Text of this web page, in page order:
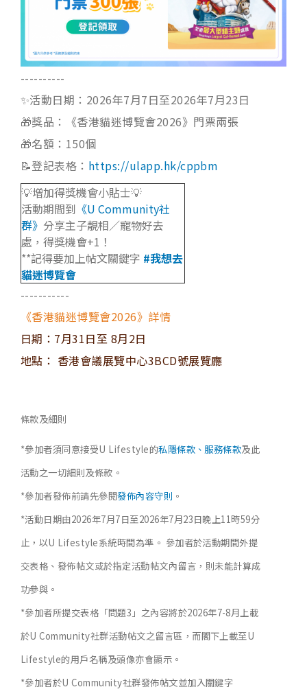
----------
✨活動日期：2026年7月7日至2026年7月23日
🎁獎品：《香港貓迷博覽會2026》門票兩張
🎁名額：150個
📝登記表格： https://ulapp.hk/cppbm
💡增加得獎機會小貼士💡
活動期間到 《U Community社
群》 分享主子靚相／寵物好去
處，得獎機會+1！
**記得要加上帖文關鍵字 #我想去
貓迷博覽會
-----------
《香港貓迷博覽會2026》詳情
日期：7月31日至 8月2日
地點： 香港會議展覽中心3BCD號展覽廳
條款及細則
*參加者須同意接受U Lifestyle的私隱條款、服務條款及此
活動之一切細則及條款。
*參加者發佈前請先參閱發佈內容守則 。
*活動日期由2026年7月7日至2026年7月23日晚上11時59分
止，以U Lifestyle系統時間為準。 參加者於活動期間外提
交表格、發佈帖文或於指定活動帖文內留言，則未能計算成
功參與。
*參加者所提交表格「問題3」之內容將於2026年7-8月上載
於U Community社群活動帖文之留言區，而閣下上載至U
Lifestyle的用戶名稱及頭像亦會顯示。
*參加者於U Community社群發佈帖文並加入關鍵字